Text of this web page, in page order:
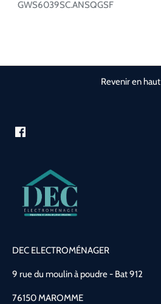
GWS6039SC.ANSQGSF
Revenir en haut
DEC ELECTROMÉNAGER
9 rue du moulin à poudre - Bat 912
76150 MAROMME